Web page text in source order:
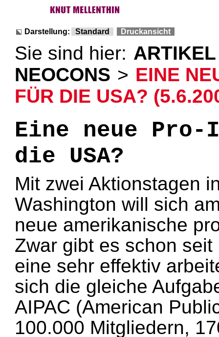
Darstellung: Standard Druckansicht
Sie sind hier: ARTIKEL
NEOCONS > EINE
FÜR DIE USA?
Eine neue
die USA?
Mit zwei Aktionstagen
Washington will sich
neue amerikanische
Zwar gibt es schon
eine sehr effektiv
sich die gleiche
AIPAC (American
100.000 Mitgliedern,